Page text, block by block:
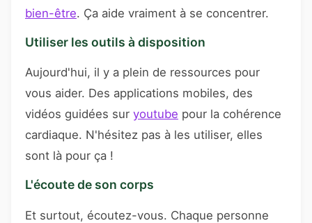
bien-être. Ça aide vraiment à se concentrer.
Utiliser les outils à disposition
Aujourd'hui, il y a plein de ressources pour
vous aider. Des applications mobiles, des
vidéos guidées sur youtube pour la cohérence
cardiaque. N'hésitez pas à les utiliser, elles
sont là pour ça !
L'écoute de son corps
Et surtout, écoutez-vous. Chaque personne